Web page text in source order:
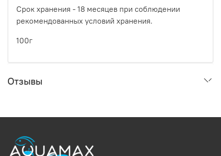
Срок хранения - 18 месяцев при соблюдении
рекомендованных условий хранения.
100г
Отзывы